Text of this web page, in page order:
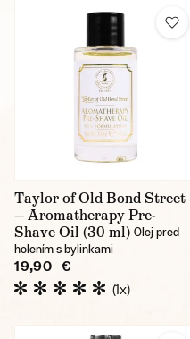
Taylor of Old Bond Street
— Aromatherapy Pre-
Shave Oil (30 ml) Olej pred
holením s bylinkami
19,90 €
(1x)